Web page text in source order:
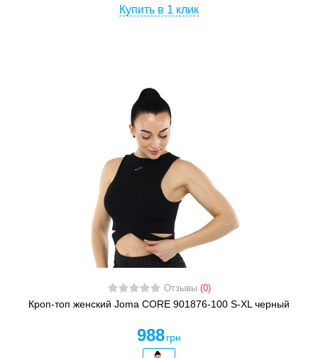
Купить в 1 клик
Отзывы (0)
Кроп-топ женский Joma CORE 901876-100 S-XL черный
988 грн